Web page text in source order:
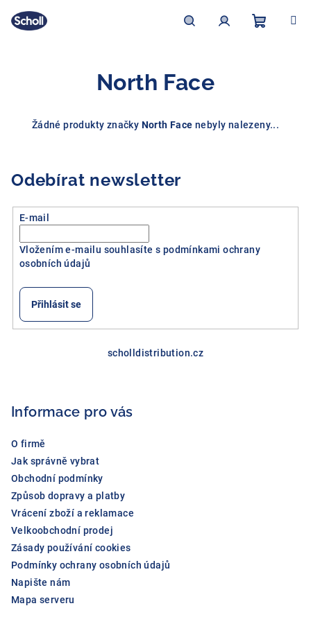
obsah
North Face
Žádné produkty značky North Face nebyly nalezeny...
Odebírat newsletter
E-mail
Vložením e-mailu souhlasíte s podmínkami ochrany
osobních údajů
Přihlásit se
scholldistribution.cz
Informace pro vás
O firmě
Jak správně vybrat
Obchodní podmínky
Způsob dopravy a platby
Vrácení zboží a reklamace
Velkoobchodní prodej
Zásady používání cookies
Podmínky ochrany osobních údajů
Napište nám
Mapa serveru